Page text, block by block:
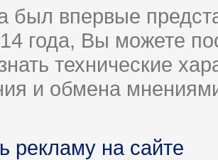
был впервые
года, Вы можете
технические
и обмена
рекламу на сайте